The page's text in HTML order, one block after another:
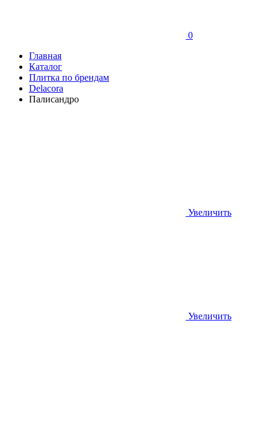
0
Главная
Каталог
Плитка по брендам
Delacora
Палисандро
Увеличить
Увеличить